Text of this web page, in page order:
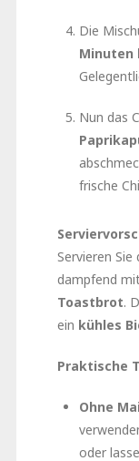
Die
Minuten
Nun das
frische
Servieren Sie
dampfend
Toastbrot.
ein kühles
Praktische
Ohne
oder